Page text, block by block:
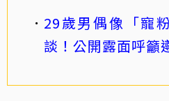
29歲男偶像「寵
談！公開露面呼籲